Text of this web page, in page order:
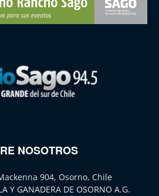
NOSOTROS
904, Osorno, Chile
Y GANADERA DE OSORNO A.G.